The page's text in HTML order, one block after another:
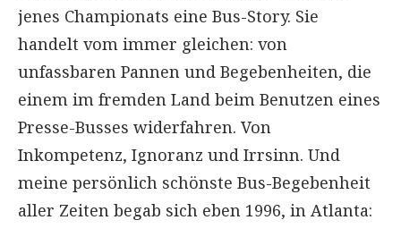
jenes Championats eine Bus-Story. Sie
handelt vom immer gleichen: von
unfassbaren Pannen und Begebenheiten, die
einem im fremden Land beim Benutzen eines
Presse-Busses widerfahren. Von
Inkompetenz, Ignoranz und Irrsinn. Und
meine persönlich schönste Bus-Begebenheit
aller Zeiten begab sich eben 1996, in Atlanta: